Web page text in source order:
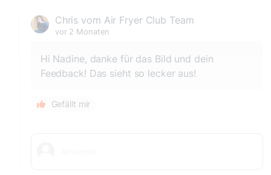
Chris vom Air Fryer Club Team
vor 2 Monaten
Hi Nadine, danke für das Bild und dein
Feedback! Das sieht so lecker aus!
Gefällt mir